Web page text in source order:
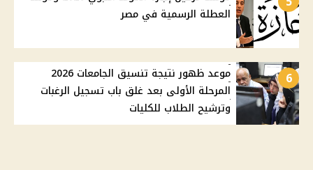
العطلة الرسمية في مصر
6
موعد ظهور نتيجة تنسيق الجامعات 2026
المرحلة الأولى بعد غلق باب تسجيل الرغبات
وترشيح الطلاب للكليات